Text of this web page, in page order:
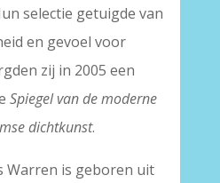
selectie getuigde van
en gevoel voor
zij in 2005 een
Spiegel van de moderne
dichtkunst.
Warren is geboren uit